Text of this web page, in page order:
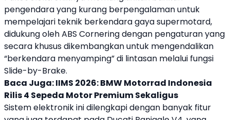
pengendara yang kurang berpengalaman untuk
mempelajari teknik berkendara gaya supermotard,
didukung oleh ABS Cornering dengan pengaturan yang
secara khusus dikembangkan untuk mengendalikan
“berkendara menyamping” di lintasan melalui fungsi
Slide-by-Brake.
Baca Juga:IIMS 2026: BMW Motorrad Indonesia
Rilis 4 Sepeda Motor Premium Sekaligus
Sistem elektronik ini dilengkapi dengan banyak fitur